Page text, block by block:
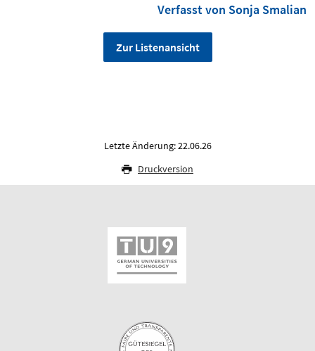
Verfasst von Sonja Smalian
Zur Listenansicht
Letzte Änderung: 22.06.26
Druckversion